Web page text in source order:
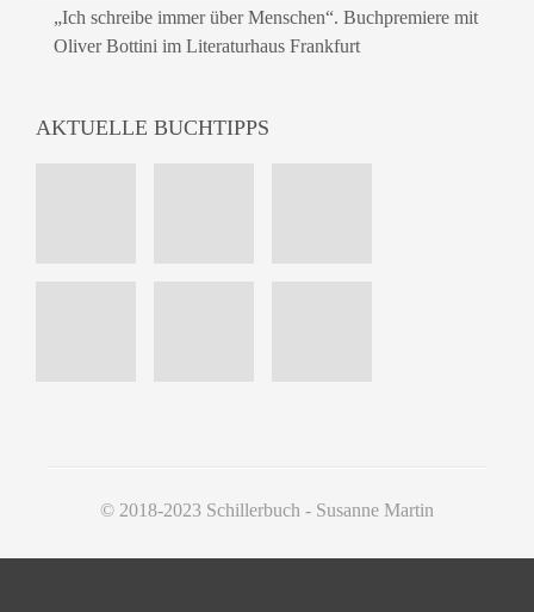
„Ich schreibe immer über Menschen“. Buchpremiere mit
Oliver Bottini im Literaturhaus Frankfurt
AKTUELLE BUCHTIPPS
© 2018-2023 Schillerbuch - Susanne Martin